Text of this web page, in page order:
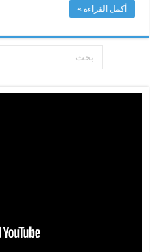
أكمل القراءة »